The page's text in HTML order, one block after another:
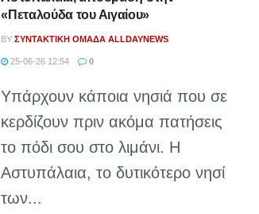
«Πεταλούδα του Αιγαίου»
BY ΣΥΝΤΑΚΤΙΚΉ ΟΜΆΔΑ ALLDAYNEWS
25-06-26 12:54 0
Υπάρχουν κάποια νησιά που σε
κερδίζουν πριν ακόμα πατήσεις
το πόδι σου στο λιμάνι. Η
Αστυπάλαια, το δυτικότερο νησί
των...